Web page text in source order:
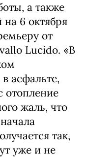
а также
6 октября
от
Lucido. «В
асфальте,
отопление
жаль, что
так,
уже и не